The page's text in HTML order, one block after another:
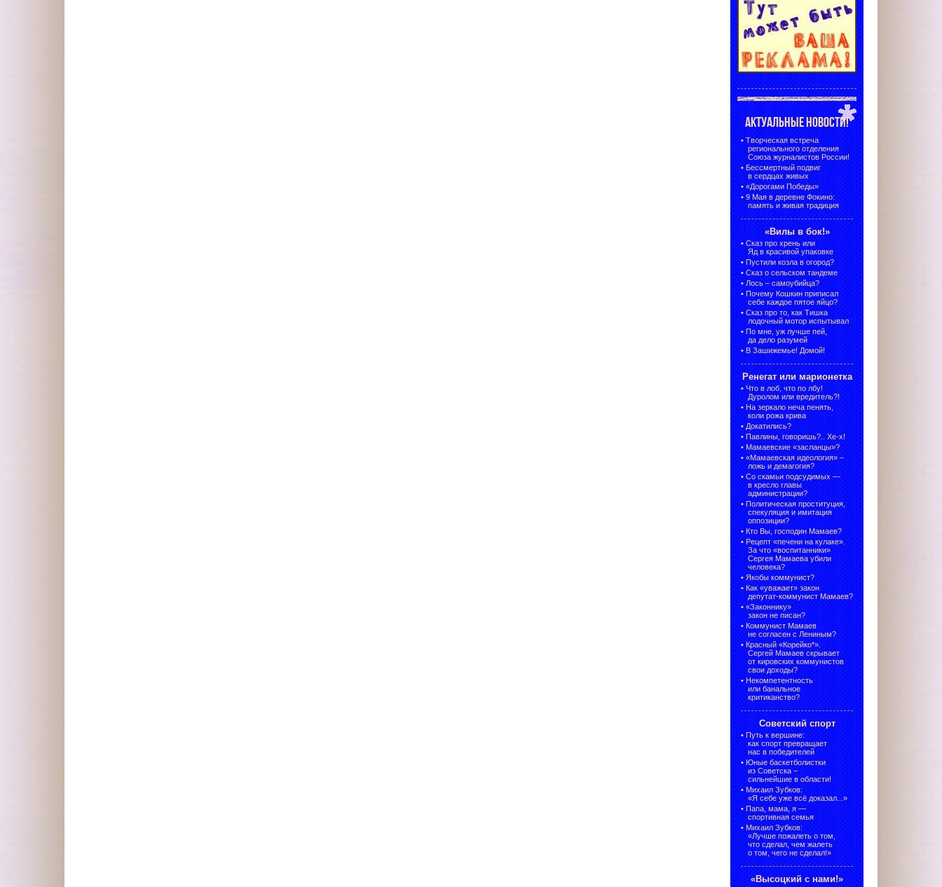
АКТУАЛЬНЫЕ НОВОСТИ!
• Творческая встреча
регионального отделения
Союза журналистов России!
• Бессмертный подвиг
в сердцах живых
• «Дорогами Победы»
• 9 Мая в деревне Фокино:
память и живая традиция
«Вилы в бок!»
• Сказ про хрень или
Яд в красивой упаковке
• Пустили козла в огород?
• Сказ о сельском тандеме
• Лось – самоубийца?
• Почему Кошкин приписал
себе каждое пятое яйцо?
• Сказ про то, как Тишка
лодочный мотор испытывал
• По мне, уж лучше пей,
да дело разумей
• В Зашижемье! Домой!
Ренегат или марионетка
• Что в лоб, что по лбу!
Дуролом или вредитель?!
• На зеркало неча пенять,
коли рожа крива
• Докатились?
• Павлины, говоришь?.. Хе-х!
• Мамаевские «засланцы»?
• «Мамаевская идеология» –
ложь и демагогия?
• Со скамьи подсудимых —
в кресло главы
администрации?
• Политическая проституция,
спекуляция и имитация
оппозиции?
• Кто Вы, господин Мамаев?
• Рецепт «печени на кулаке».
За что «воспитанники»
Сергея Мамаева убили
человека?
• Якобы коммунист?
• Как «уважает» закон
депутат-коммунист Мамаев?
• «Законнику»
закон не писан?
• Коммунист Мамаев
не согласен с Лениным?
• Красный «Корейко*».
Сергей Мамаев скрывает
от кировских коммунистов
свои доходы?
• Некомпетентность
или банальное
критиканство?
Советский спорт
• Путь к вершине:
как спорт превращает
нас в победителей
• Юные баскетболистки
из Советска –
сильнейшие в области!
• Михаил Зубков:
«Я себе уже всё доказал...»
• Папа, мама, я —
спортивная семья
• Михаил Зубков:
«Лучше пожалеть о том,
что сделал, чем жалеть
о том, чего не сделал!»
«Высоцкий с нами!»